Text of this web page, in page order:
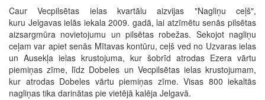
Caur Vecpilsētas ielas kvartālu aizvijas
"Nagliņu ceļš",
kuru Jelgavas ielās iekala 2009. gadā, lai atzīmētu senās pilsētas
aizsargmūra novietojumu un pilsētas robežas. Sekojot nagliņu
ceļam var apiet senās Mītavas kontūru, ceļš ved no Uzvaras ielas
un Ausekļa ielas krustojuma, kur šobrīd atrodas Ezera vārtu
piemiņas zīme, līdz Dobeles un Vecpilsētas ielas krustojumam,
kur atrodas Dobeles vārtu piemiņas zīme. Visas 800 iekaltās
nagliņas tika darinātas pie vietējā kalēja Jelgavā.